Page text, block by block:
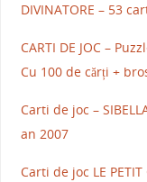
DIVINATORE – 53
CARTI DE JOC –
Cu 100 de cărți +
Carti de joc –
an 2007
Carti de joc LE